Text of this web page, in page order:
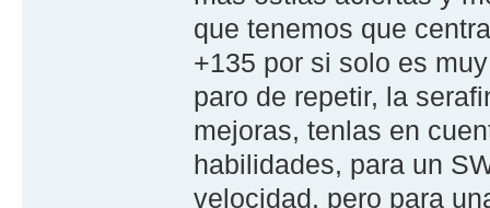
que tenemos que
+135 por si solo es
paro de repetir, la
mejoras, tenlas en
habilidades, para un
velocidad, pero para